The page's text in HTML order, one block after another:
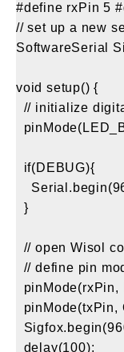
#define rxPin 5
// set up a new
SoftwareSerial
void setup() {
// initialize
  if(DEBUG){
  }
// open Wisol
// define pin
pinMode(rxPin,
  delay(100);